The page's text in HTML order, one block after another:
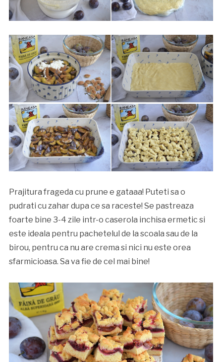
Prajitura frageda cu prune e gataaa! Puteti sa o
pudrati cu zahar dupa ce sa raceste! Se pastreaza
foarte bine 3-4 zile intr-o caserola inchisa ermetic si
este ideala pentru pachetelul de la scoala sau de la
birou, pentru ca nu are crema si nici nu este orea
sfarmicioasa. Sa va fie de cel mai bine!